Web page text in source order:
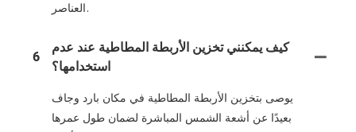
العناصر.
6
كيف يمكنني تخزين الأربطة المطاطية عند عدم
استخدامها؟
يوصى بتخزين الأربطة المطاطية في مكان بارد وجاف
بعيدًا عن أشعة الشمس المباشرة لضمان طول عمرها